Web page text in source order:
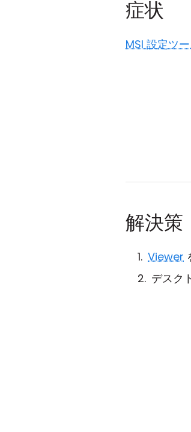
症状
MSI 設定ツ
解決策
Viewer
デスク